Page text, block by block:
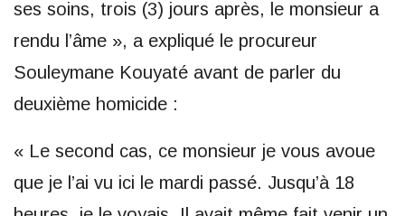
ses soins, trois (3) jours après, le monsieur a
rendu l’âme », a expliqué le procureur
Souleymane Kouyaté avant de parler du
deuxième homicide :
« Le second cas, ce monsieur je vous avoue
que je l’ai vu ici le mardi passé. Jusqu’à 18